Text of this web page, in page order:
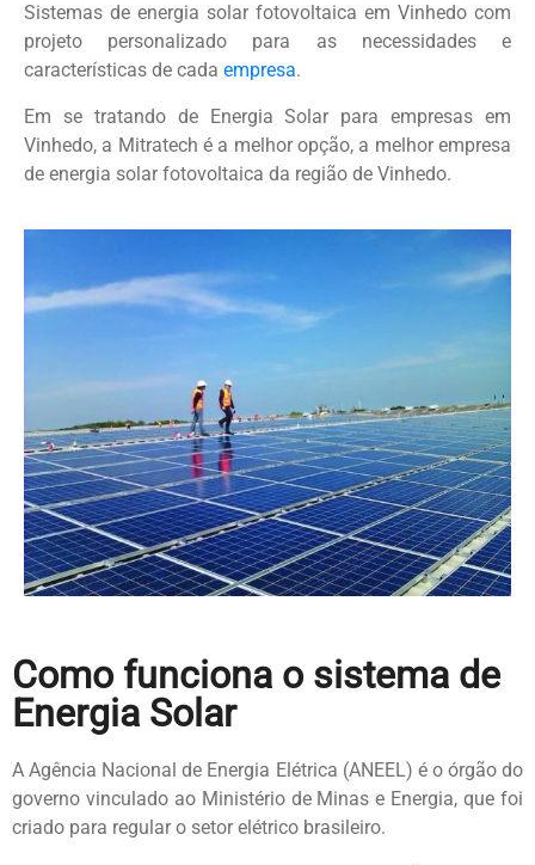
Sistemas de energia solar fotovoltaica em Vinhedo com
projeto personalizado para as necessidades e
características de cada empresa.
Em se tratando de Energia Solar para empresas em
Vinhedo, a Mitratech é a melhor opção, a melhor empresa
de energia solar fotovoltaica da região de Vinhedo.
Como funciona o sistema de
Energia Solar
A Agência Nacional de Energia Elétrica (ANEEL) é o órgão do
governo vinculado ao Ministério de Minas e Energia, que foi
criado para regular o setor elétrico brasileiro.